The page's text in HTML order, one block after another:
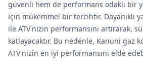
güvenli hem de performans odaklı bir
için mükemmel bir tercihtir. Dayanıklı
ile ATV'nizin performansını artırarak,
katlayacaktır. Bu nedenle, Kanuni gaz
ATV'nizin en iyi performansını elde